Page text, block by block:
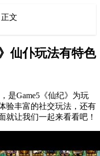
正文
仙仆玩法有特色
Game5《仙纪》为玩
验丰富的社交玩法，还有
就让我们一起来看看吧！